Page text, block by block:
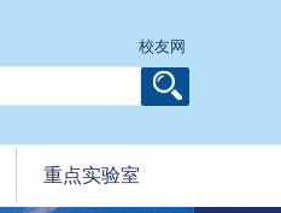
校友网
重点实验室